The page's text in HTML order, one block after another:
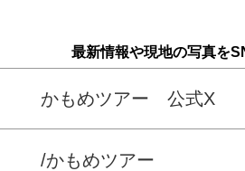
最新情報や現地の写真を
かもめツアー 公式X
/かもめツアー